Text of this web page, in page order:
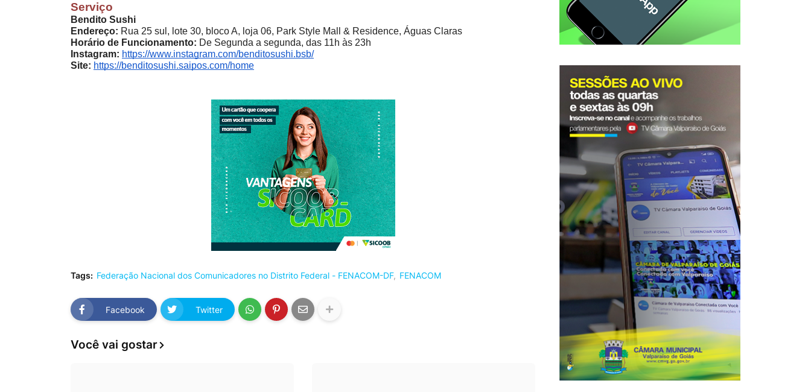
Serviço
Bendito Sushi
Endereço: Rua 25 sul, lote 30, bloco A, loja 06, Park Style Mall & Residence, Águas Claras
Horário de Funcionamento: De Segunda a segunda, das 11h às 23h
Instagram: https://www.instagram.com/benditosushi.bsb/
Site: https://benditosushi.saipos.com/home
Tags: Federação Nacional dos Comunicadores no Distrito Federal - FENACOM-DF FENACOM
Facebook Twitter
Você vai gostar